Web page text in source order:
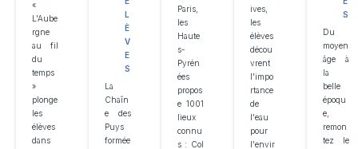
«
L'Aube
rgne
au fil
du
temps
»
plonge
les
élèves
dans
L
È
V
E
S
La
Chaîn
e des
Puys
formée
Paris,
les
Haute
s-
Pyrén
ées
propos
e 1001
lieux
connu
s : Col
ives,
les
élèves
décou
vrent
l'impo
rtance
de
l'eau
pour
l'envir
S
Du
moyen
âge à
la
belle
époqu
e,
remon
tez le